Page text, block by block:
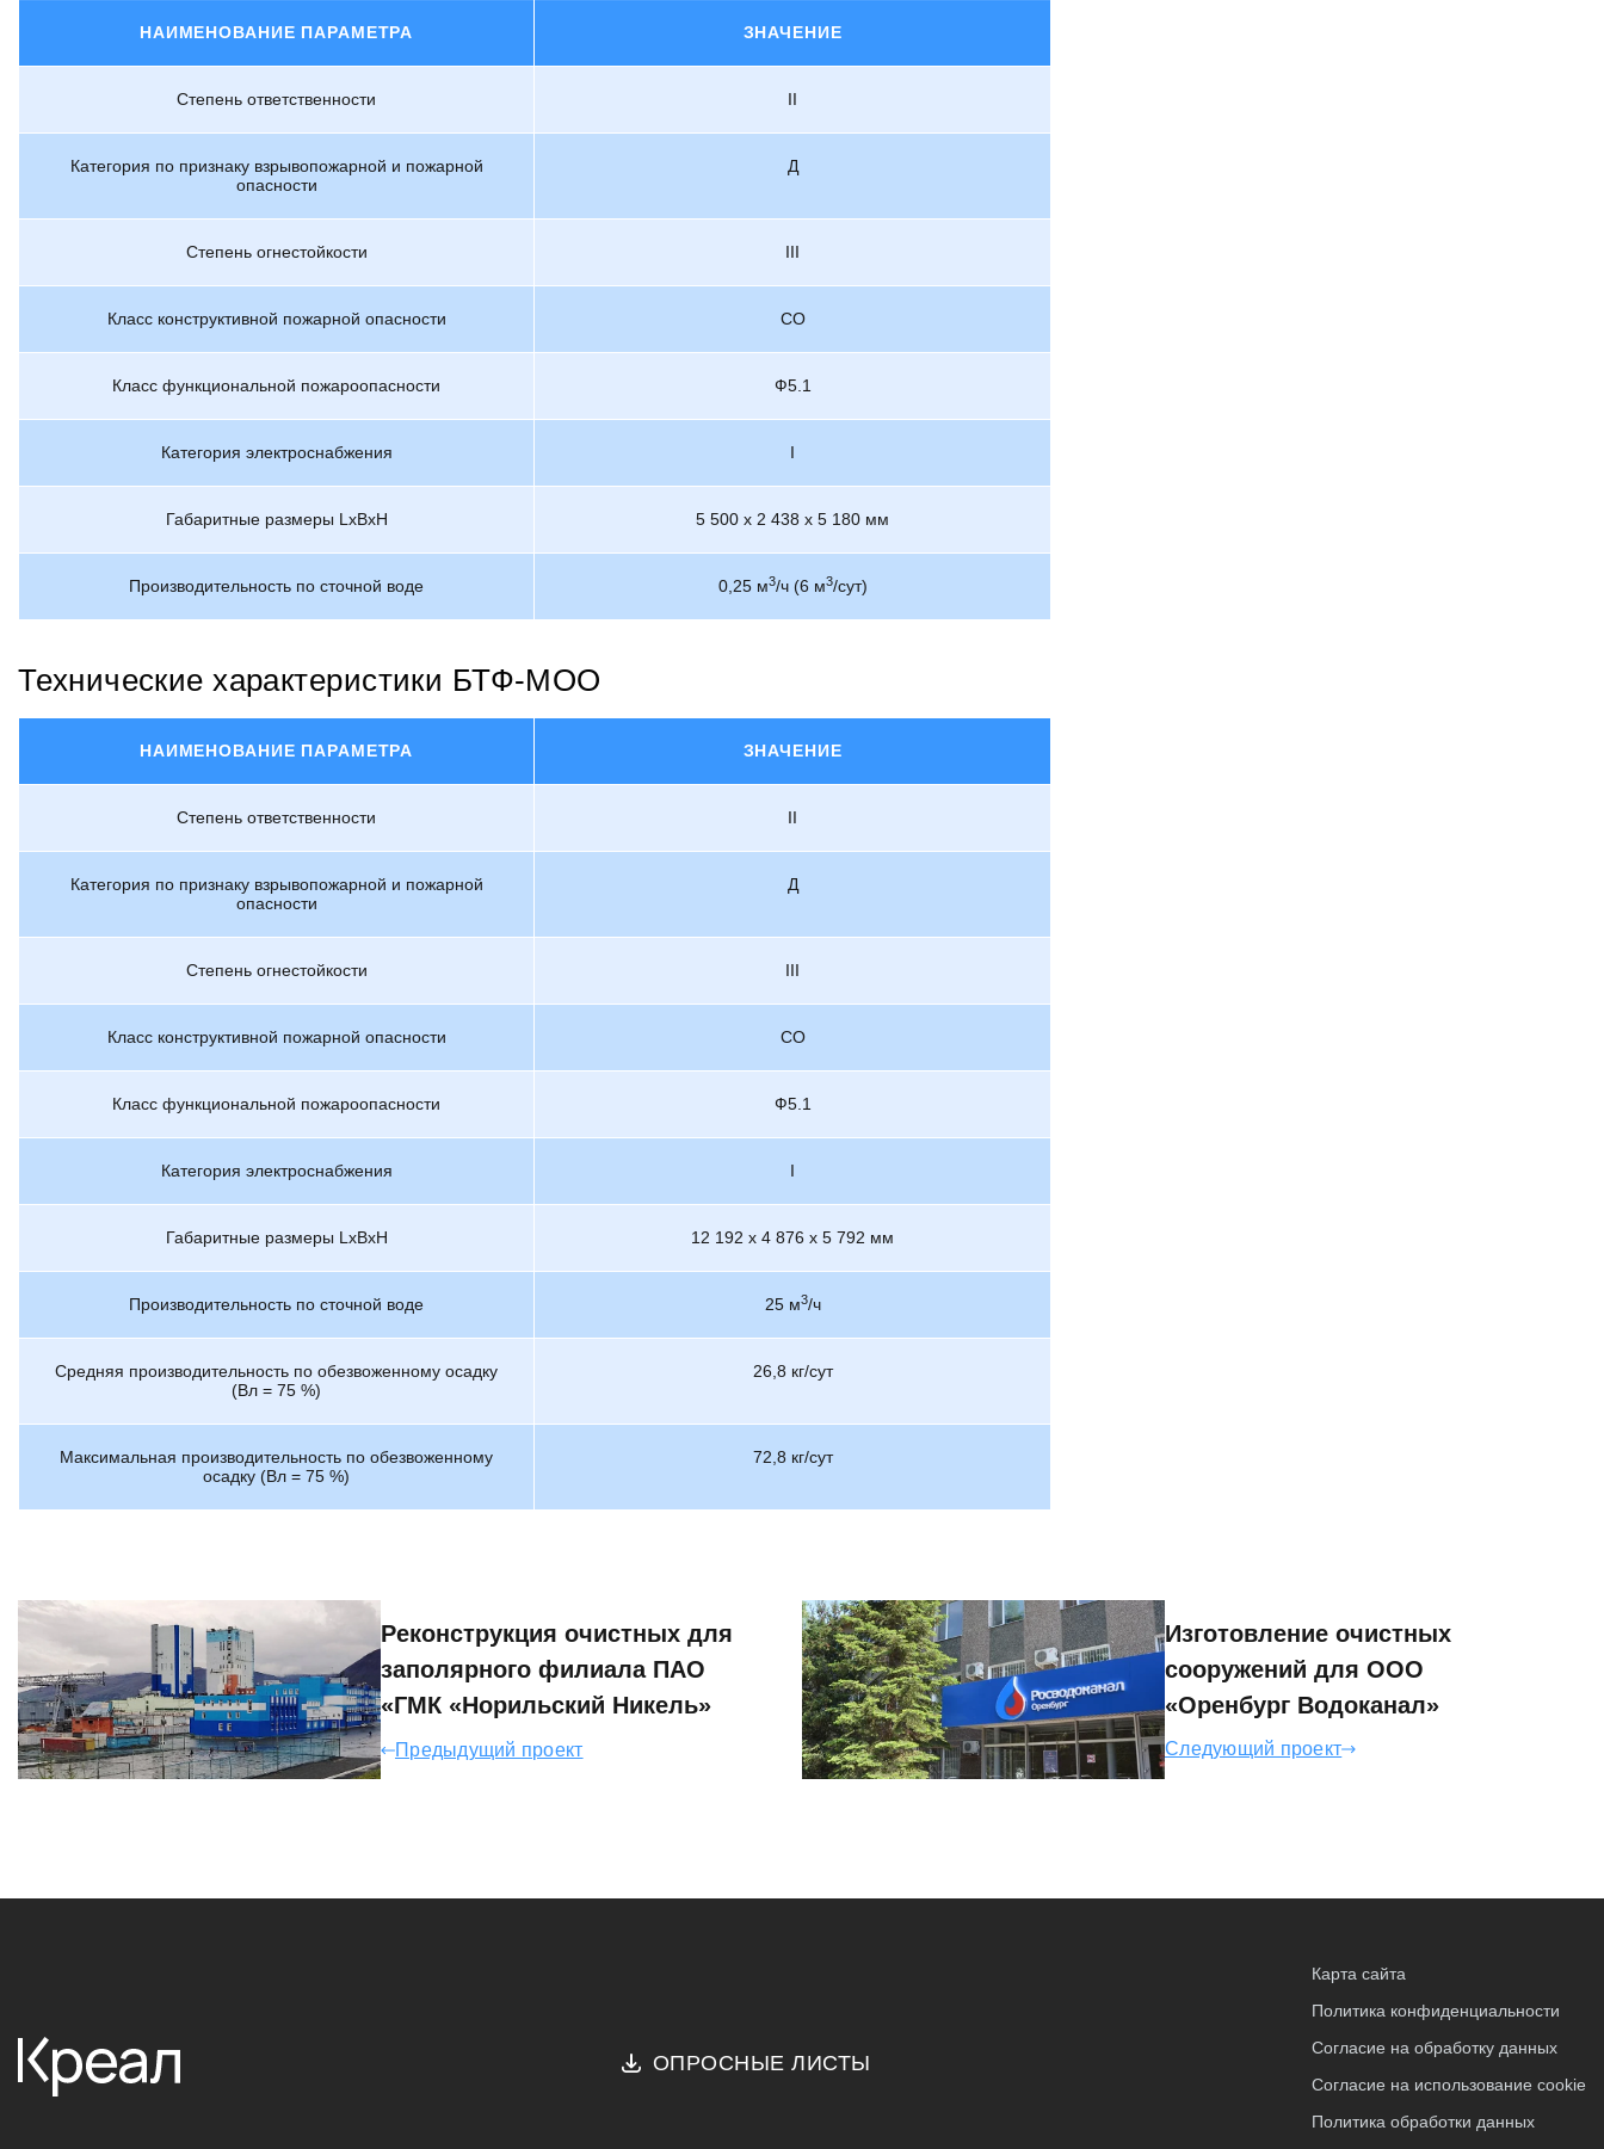
НАИМЕНОВАНИЕ ПАРАМЕТРА ЗНАЧЕНИЕ
Степень ответственности II
Категория по признаку взрывопожарной и пожарной
опасности
Д
Степень огнестойкости III
Класс конструктивной пожарной опасности СО
Класс функциональной пожароопасности Ф5.1
Категория электроснабжения I
Габаритные размеры LxBxH 5 500 х 2 438 х 5 180 мм
Производительность по сточной воде 0,25 м3/ч (6 м3/сут)
Технические характеристики БТФ-МОО
НАИМЕНОВАНИЕ ПАРАМЕТРА ЗНАЧЕНИЕ
Степень ответственности II
Категория по признаку взрывопожарной и пожарной
опасности
Д
Степень огнестойкости III
Класс конструктивной пожарной опасности СО
Класс функциональной пожароопасности Ф5.1
Категория электроснабжения I
Габаритные размеры LxBxH 12 192 х 4 876 х 5 792 мм
Производительность по сточной воде 25 м3/ч
Средняя производительность по обезвоженному осадку
(Вл = 75 %)
26,8 кг/сут
Максимальная производительность по обезвоженному
осадку (Вл = 75 %)
72,8 кг/сут
Реконструкция очистных для
заполярного филиала ПАО
«ГМК «Норильский Никель»
Предыдущий проект
Изготовление очистных
сооружений для ООО
«Оренбург Водоканал»
Следующий проект
ОПРОСНЫЕ ЛИСТЫ
Карта сайта
Политика конфиденциальности
Согласие на обработку данных
Согласие на использование cookie
Политика обработки данных